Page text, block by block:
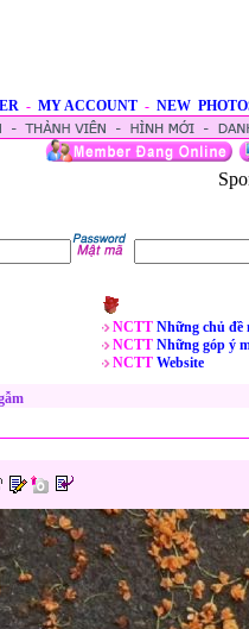
- MY ACCOUNT - NEW
NCTT Những chủ đề
NCTT Những góp ý
NCTT Website